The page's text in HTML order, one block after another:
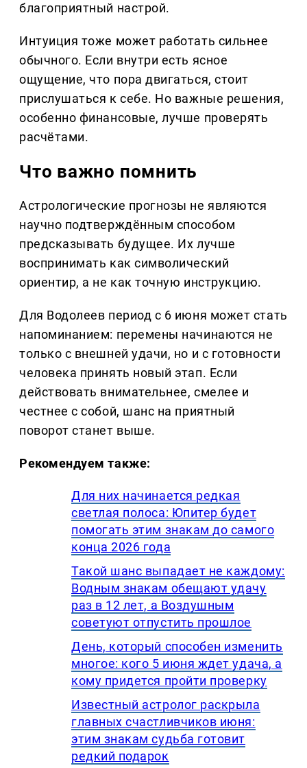
благоприятный настрой.
Интуиция тоже может работать сильнее
обычного. Если внутри есть ясное
ощущение, что пора двигаться, стоит
прислушаться к себе. Но важные решения,
особенно финансовые, лучше проверять
расчётами.
Что важно помнить
Астрологические прогнозы не являются
научно подтверждённым способом
предсказывать будущее. Их лучше
воспринимать как символический
ориентир, а не как точную инструкцию.
Для Водолеев период с 6 июня может стать
напоминанием: перемены начинаются не
только с внешней удачи, но и с готовности
человека принять новый этап. Если
действовать внимательнее, смелее и
честнее с собой, шанс на приятный
поворот станет выше.
Рекомендуем также:
Для них начинается редкая
светлая полоса: Юпитер будет
помогать этим знакам до самого
конца 2026 года
Такой шанс выпадает не каждому:
Водным знакам обещают удачу
раз в 12 лет, а Воздушным
советуют отпустить прошлое
День, который способен изменить
многое: кого 5 июня ждет удача, а
кому придется пройти проверку
Известный астролог раскрыла
главных счастливчиков июня:
этим знакам судьба готовит
редкий подарок